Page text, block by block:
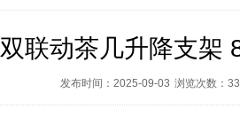
双联动茶几升降支架
发布时间：2025-09-03 浏览次数：